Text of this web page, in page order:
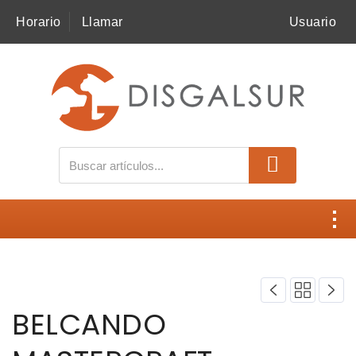
Horario Llamar Usuario
Catálogos
MI COMPRA
ALIMENTACIÓN
HIGIENE
NOVEDADES
BELCANDO